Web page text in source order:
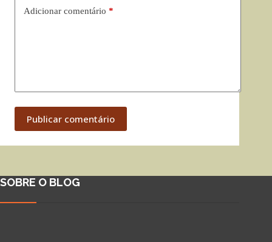
Adicionar comentário *
Publicar comentário
SOBRE O BLOG